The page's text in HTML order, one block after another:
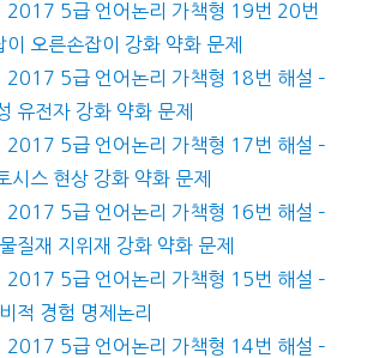
2017 5급 언어논리 가책형 19번 20번
이 오른손잡이 강화 약화 문제
2017 5급 언어논리 가책형 18번 해설 –
유전자 강화 약화 문제
2017 5급 언어논리 가책형 17번 해설 –
시스 현상 강화 약화 문제
2017 5급 언어논리 가책형 16번 해설 –
질재 지위재 강화 약화 문제
2017 5급 언어논리 가책형 15번 해설 –
적 경험 명제논리
2017 5급 언어논리 가책형 14번 해설 –